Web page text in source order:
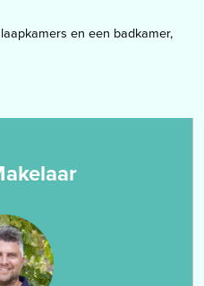
en een badkamer,
aan de voorzijde van de
aan de achterzijde van de
aan de achterzijde van de
met een douche, een
een toilet en een